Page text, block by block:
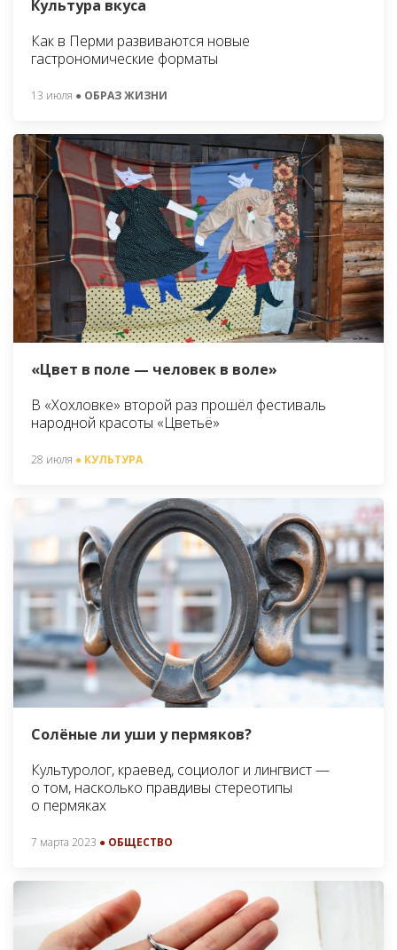
Культура вкуса
Как в Перми развиваются новые
гастрономические форматы
13 июля ● ОБРАЗ ЖИЗНИ
«Цвет в поле — человек в воле»
В «Хохловке» второй раз прошёл фестиваль
народной красоты «Цветьё»
28 июля ● КУЛЬТУРА
Солёные ли уши у пермяков?
Культуролог, краевед, социолог и лингвист —
о том, насколько правдивы стереотипы
о пермяках
7 марта 2023 ● ОБЩЕСТВО